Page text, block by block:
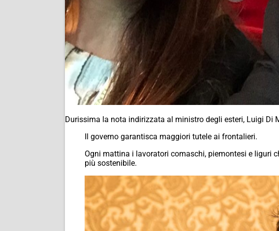
Durissima la nota indirizzata al ministro degli esteri, Luigi Di
Il governo garantisca maggiori tutele ai frontalieri.
Ogni mattina i lavoratori comaschi, piemontesi e liguri
più sostenibile.